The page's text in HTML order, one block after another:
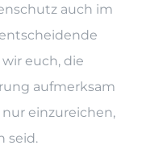
auch im
euch, die
aufmerksam
einzureichen,
seid.